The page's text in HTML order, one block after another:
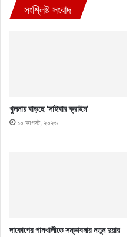
সংশ্লিষ্ট সংবাদ
খুলনায় বাড়ছে ‘সাইবার ক্রাইম’
১০ আগস্ট, ২০২৬
দাকোপের পানখালীতে সম্ভাবনার নতুন দুয়ার